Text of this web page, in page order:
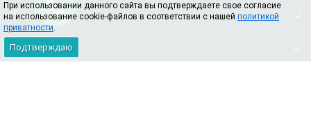
При использовании данного сайта вы подтверждаете свое согласие
на использование cookie-файлов в соответствии с нашей политикой
приватности.
Подтверждаю
Помощь
Информация